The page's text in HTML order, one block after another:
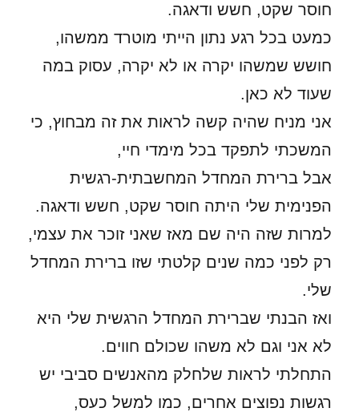
חוסר שקט, חשש ודאגה.
כמעט בכל רגע נתון הייתי מוטרד ממשהו,
חושש שמשהו יקרה או לא יקרה, עסוק במה
שעוד לא כאן.
אני מניח שהיה קשה לראות את זה מבחוץ, כי
המשכתי לתפקד בכל מימדי חיי,
אבל ברירת המחדל המחשבתית-רגשית
הפנימית שלי היתה חוסר שקט, חשש ודאגה.
למרות שזה היה שם מאז שאני זוכר את עצמי,
רק לפני כמה שנים קלטתי שזו ברירת המחדל
שלי.
ואז הבנתי שברירת המחדל הרגשית שלי היא
לא אני וגם לא משהו שכולם חווים.
התחלתי לראות שלחלק מהאנשים סביבי יש
רגשות נפוצים אחרים, כמו למשל כעס,